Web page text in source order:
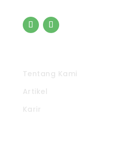
Tentang Kami
Artikel
Karir